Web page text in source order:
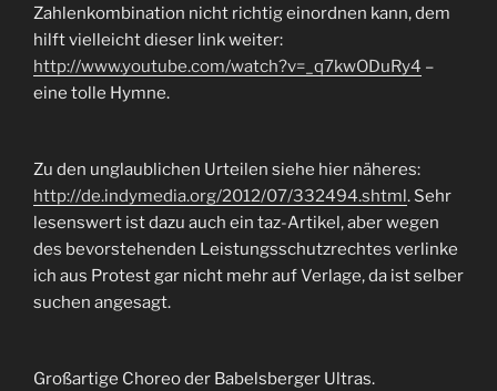
Zahlenkombination nicht richtig einordnen kann, dem
hilft vielleicht dieser link weiter:
http://www.youtube.com/watch?v=_q7kwODuRy4 –
eine tolle Hymne.
Zu den unglaublichen Urteilen siehe hier näheres:
http://de.indymedia.org/2012/07/332494.shtml. Sehr
lesenswert ist dazu auch ein taz-Artikel, aber wegen
des bevorstehenden Leistungsschutzrechtes verlinke
ich aus Protest gar nicht mehr auf Verlage, da ist selber
suchen angesagt.
Großartige Choreo der Babelsberger Ultras.